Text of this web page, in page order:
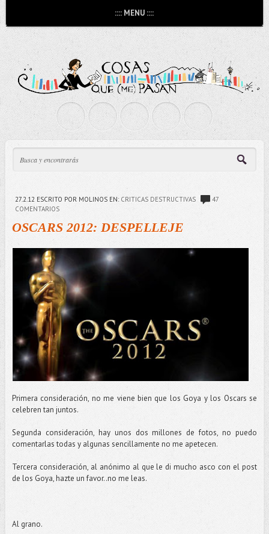
:::: MENU ::::
27.2.12 ESCRITO POR MOLINOS EN: CRITICAS DESTRUCTIVAS
47
COMENTARIOS
OSCARS 2012: DESPELLEJE
Primera consideración, no me viene bien que los Goya y los Oscars se
celebren tan juntos.
Segunda consideración, hay unos dos millones de fotos, no puedo
comentarlas todas y algunas sencillamente no me apetecen.
Tercera consideración, al anónimo al que le di mucho asco con el post
de los Goya, hazte un favor..no me leas.
Al grano.